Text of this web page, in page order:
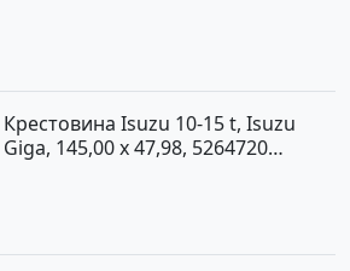
Крестовина Isuzu 10-15 t, Isuzu
Giga, 145,00 x 47,98, 5264720